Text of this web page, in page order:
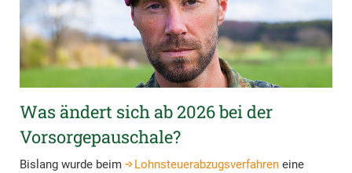
Was ändert sich ab 2026 bei der
Vorsorgepauschale?
Bislang wurde beim Lohnsteuerabzugsverfahren eine